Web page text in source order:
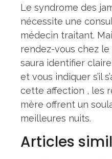
Le syndrome des
nécessite une
médecin traitant.
rendez-vous chez
saura identifier
et vous indiquer s’il
cette affection , les
mère offrent un
meilleures nuits.
Articles